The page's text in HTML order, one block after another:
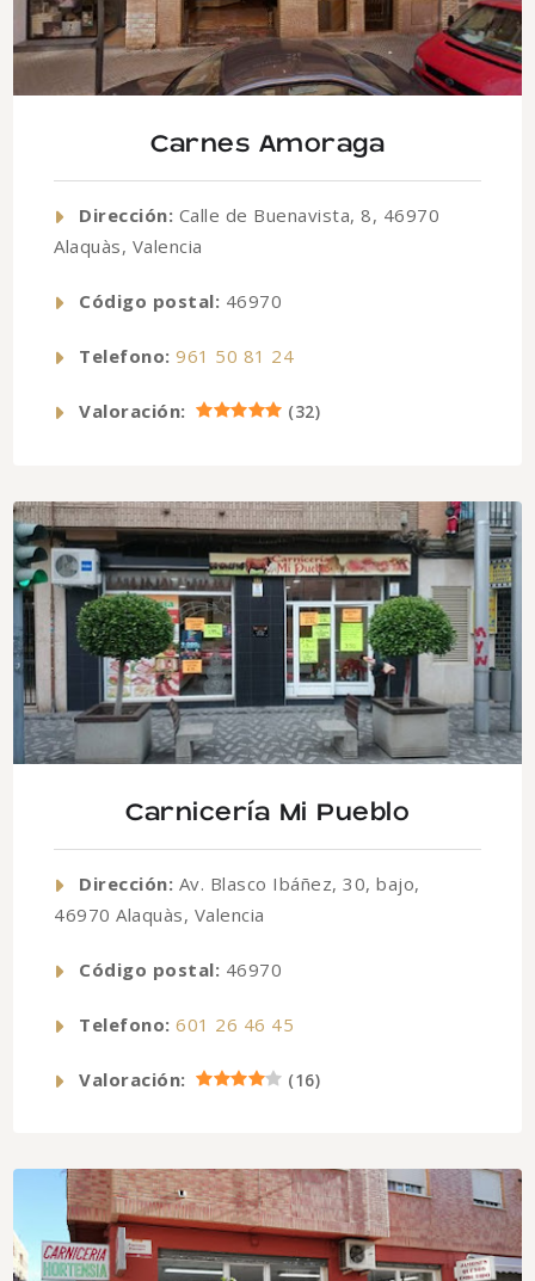
Carnes Amoraga
Dirección: Calle de Buenavista, 8, 46970
Alaquàs, Valencia
Código postal: 46970
Telefono: 961 50 81 24
Valoración: (32)
Carnicería Mi Pueblo
Dirección: Av. Blasco Ibáñez, 30, bajo,
46970 Alaquàs, Valencia
Código postal: 46970
Telefono: 601 26 46 45
Valoración: (16)